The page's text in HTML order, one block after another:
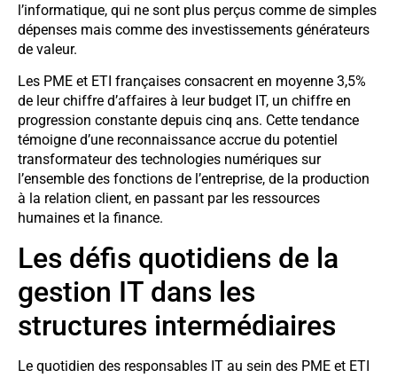
l’informatique, qui ne sont plus perçus comme de simples
dépenses mais comme des investissements générateurs
de valeur.
Les PME et ETI françaises consacrent en moyenne 3,5%
de leur chiffre d’affaires à leur budget IT, un chiffre en
progression constante depuis cinq ans. Cette tendance
témoigne d’une reconnaissance accrue du potentiel
transformateur des technologies numériques sur
l’ensemble des fonctions de l’entreprise, de la production
à la relation client, en passant par les ressources
humaines et la finance.
Les défis quotidiens de la
gestion IT dans les
structures intermédiaires
Le quotidien des responsables IT au sein des PME et ETI